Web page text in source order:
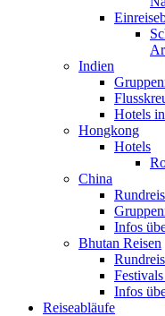
Indien
Hotels
Hongkong
Hotels
China
Infos
Bhutan Reisen
Infos
Reiseabläufe